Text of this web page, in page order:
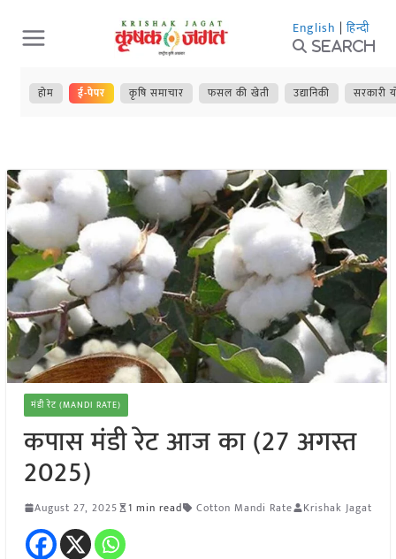
Skip
to
content
English | हिन्दी
Search
होम ई-पेपर कृषि समाचार फसल की खेती उद्यानिकी सरकारी
मंडी रेट (MANDI RATE)
कपास मंडी रेट आज का (27 अगस्त
2025)
August 27, 2025 1 min read Cotton Mandi Rate Krishak Jagat